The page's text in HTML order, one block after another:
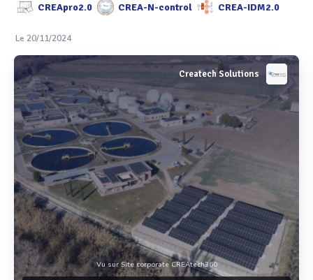
CREApro2.0 CREA-N-control CREA-IDM2.0
Le 20/11/2024
Createch Solutions
Vu sur Site corporate CREAtech360